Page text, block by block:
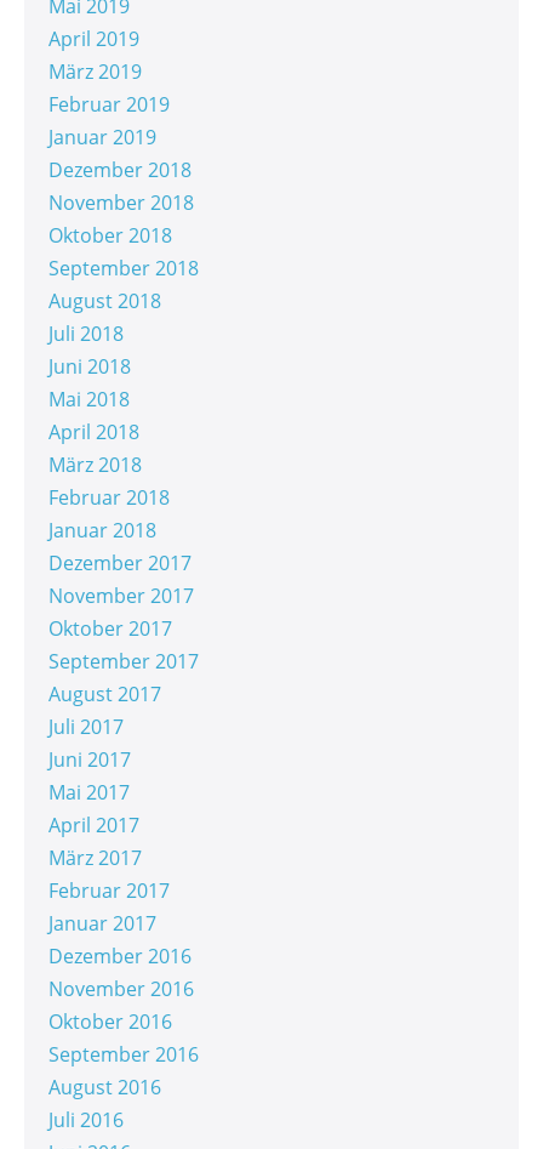
Mai 2019
April 2019
März 2019
Februar 2019
Januar 2019
Dezember 2018
November 2018
Oktober 2018
September 2018
August 2018
Juli 2018
Juni 2018
Mai 2018
April 2018
März 2018
Februar 2018
Januar 2018
Dezember 2017
November 2017
Oktober 2017
September 2017
August 2017
Juli 2017
Juni 2017
Mai 2017
April 2017
März 2017
Februar 2017
Januar 2017
Dezember 2016
November 2016
Oktober 2016
September 2016
August 2016
Juli 2016